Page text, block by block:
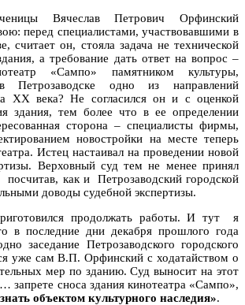
Вячеслав Петрович Орфинский
перед специалистами, участвовавшими в
считает он, стояла задача не технической
а требование дать ответ на вопрос –
«Сампо» памятником культуры,
Петрозаводске одно из направлений
ХХ века? Не согласился он и с оценкой
здания, тем более что в ее определении
сторона – специалисты фирмы,
новостройки на месте теперь
Истец настаивал на проведении новой
Верховный суд тем не менее принял
посчитав, как и Петрозаводский городской
доводы судебной экспертизы.
продолжать работы. И тут я
последние дни декабря прошлого года
заседание Петрозаводского городского
уже сам В.П. Орфинский с ходатайством о
мер по зданию. Суд выносит на этот
запрете сноса здания кинотеатра «Сампо»,
объектом культурного наследия».